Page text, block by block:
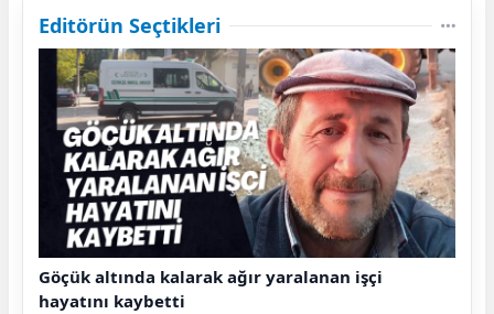
Editörün Seçtikleri
Göçük altında kalarak ağır yaralanan işçi
hayatını kaybetti